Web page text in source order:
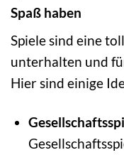
Spaß haben
Spiele sind eine
unterhalten und
Hier sind einige